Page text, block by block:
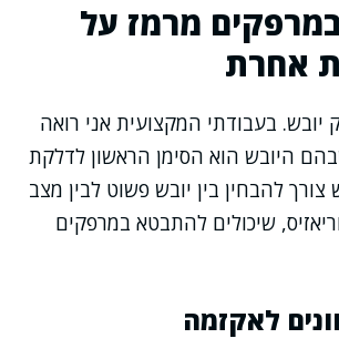
מרמז על
אחרת
יובש. בעבודתי המקצועית אני רואה
היובש הוא הסימן הראשון לדלקת
צורך להבחין בין יובש פשוט לבין מצב
שיכולים להתבטא במרפקים
לאקזמה